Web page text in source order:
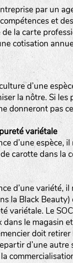
(SAD)
par un
et
la carte
cotisation
d’une
la nôtre. Si
donneront pas
variétale
d’une
carotte dans la
d’une variété,
la Black
variétale. Le
le magasin
doit
d’une autre